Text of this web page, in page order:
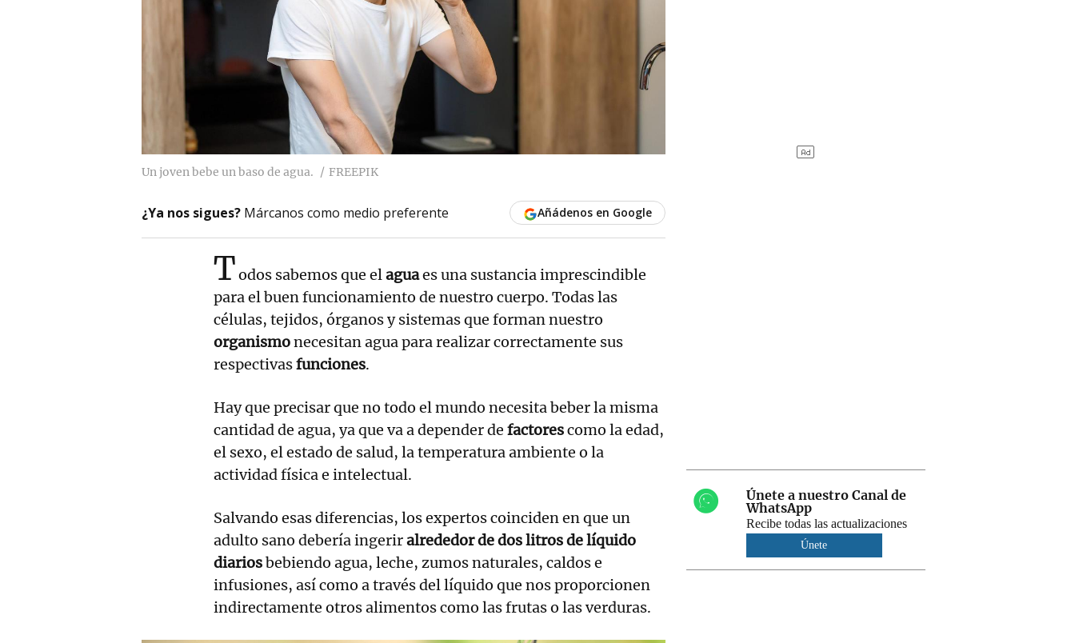
Un joven bebe un baso de agua. FREEPIK
¿Ya nos sigues? Márcanos como medio preferente Añádenos en Google
Todos sabemos que elaguaes una sustancia imprescindible
para el buen funcionamiento de nuestro cuerpo. Todas las
células, tejidos, órganos y sistemas que forman nuestro
organismonecesitan agua para realizar correctamente sus
respectivasfunciones.
Hay que precisar que no todo el mundo necesita beber la misma
cantidad de agua, ya que va a depender de factorescomo la edad,
el sexo, el estado de salud, la temperatura ambiente o la
actividad física e intelectual.
Salvando esas diferencias, los expertos coinciden en que un
adulto sano debería ingeriralrededor de dos litros de líquido
diariosbebiendo agua, leche, zumos naturales, caldos e
infusiones, así como a través del líquido que nos proporcionen
indirectamente otros alimentos como las frutas o las verduras.
Únete a nuestro Canal de
WhatsApp
Recibe todas las actualizaciones
Únete